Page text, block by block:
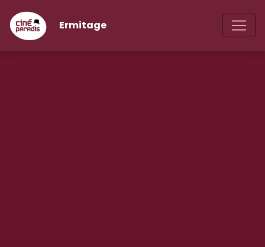
Ermitage